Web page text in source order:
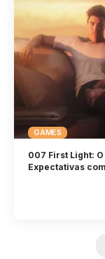
GAMES
007 First Light:
Expectativas